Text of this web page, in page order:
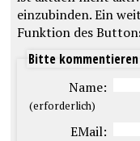
Bitte
Name:
(erforderlich)
EMail: